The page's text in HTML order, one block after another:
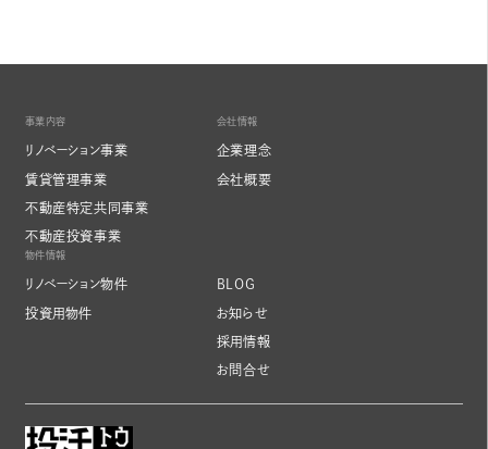
事業内容
リノベーション事業
賃貸管理事業
不動産特定共同事業
不動産投資事業
会社情報
企業理念
会社概要
物件情報
リノベーション物件
投資用物件
BLOG
お知らせ
採用情報
お問合せ